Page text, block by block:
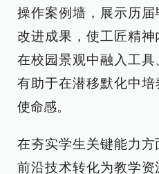
操作案例墙，展示历
改进成果，使工匠精神
在校园景观中融入工
有助于在潜移默化中
使命感。
在夯实学生关键能力
前沿技术转化为教学